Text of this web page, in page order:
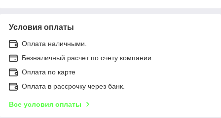
Условия оплаты
Оплата наличными.
Безналичный расчет по счету компании.
Оплата по карте
Оплата в рассрочку через банк.
Все условия оплаты